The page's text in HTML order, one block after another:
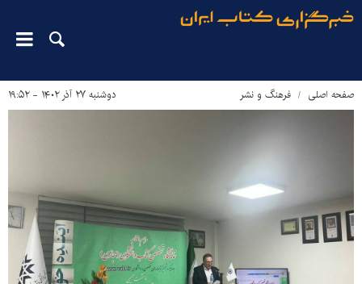
صفحه اصلی فرهنگ و نشر دوشنبه ۲۷ آذر ۱۴۰۲ - ۱۹:۵۲